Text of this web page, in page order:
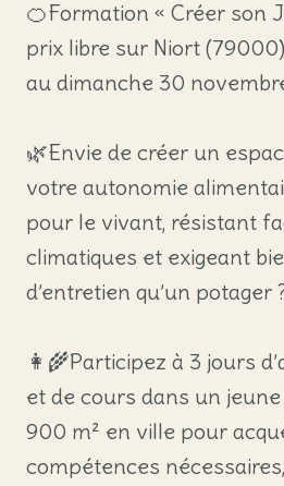
🍊Formation « Créer son
prix libre sur Niort
au dimanche 30
🌿Envie de créer un
votre autonomie
pour le vivant, résistant
climatiques et exigeant
d’entretien qu’un potager
👩‍🌾Participez à 3 jours
et de cours dans un
900 m² en ville pour
compétences